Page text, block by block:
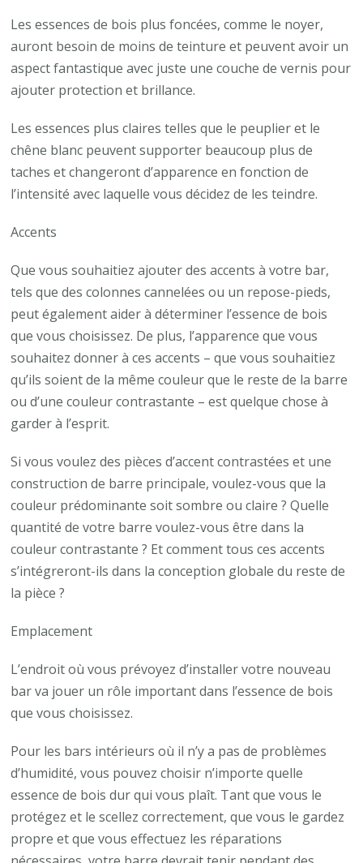
Les essences de bois plus foncées, comme le noyer,
auront besoin de moins de teinture et peuvent avoir un
aspect fantastique avec juste une couche de vernis pour
ajouter protection et brillance.
Les essences plus claires telles que le peuplier et le
chêne blanc peuvent supporter beaucoup plus de
taches et changeront d’apparence en fonction de
l’intensité avec laquelle vous décidez de les teindre.
Accents
Que vous souhaitiez ajouter des accents à votre bar,
tels que des colonnes cannelées ou un repose-pieds,
peut également aider à déterminer l’essence de bois
que vous choisissez. De plus, l’apparence que vous
souhaitez donner à ces accents – que vous souhaitiez
qu’ils soient de la même couleur que le reste de la barre
ou d’une couleur contrastante – est quelque chose à
garder à l’esprit.
Si vous voulez des pièces d’accent contrastées et une
construction de barre principale, voulez-vous que la
couleur prédominante soit sombre ou claire ? Quelle
quantité de votre barre voulez-vous être dans la
couleur contrastante ? Et comment tous ces accents
s’intégreront-ils dans la conception globale du reste de
la pièce ?
Emplacement
L’endroit où vous prévoyez d’installer votre nouveau
bar va jouer un rôle important dans l’essence de bois
que vous choisissez.
Pour les bars intérieurs où il n’y a pas de problèmes
d’humidité, vous pouvez choisir n’importe quelle
essence de bois dur qui vous plaît. Tant que vous le
protégez et le scellez correctement, que vous le gardez
propre et que vous effectuez les réparations